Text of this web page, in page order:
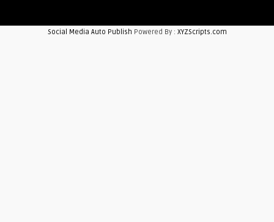
Social Media Auto Publish Powered By : XYZScripts.com